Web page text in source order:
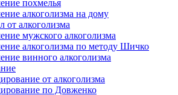
похмелья
алкоголизма на дому
от алкоголизма
мужского алкоголизма
алкоголизма по методу Шичко
винного алкоголизма
от алкоголизма
по Довженко